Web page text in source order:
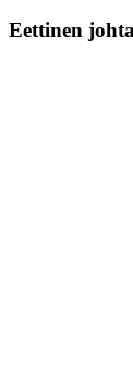
Eettinen